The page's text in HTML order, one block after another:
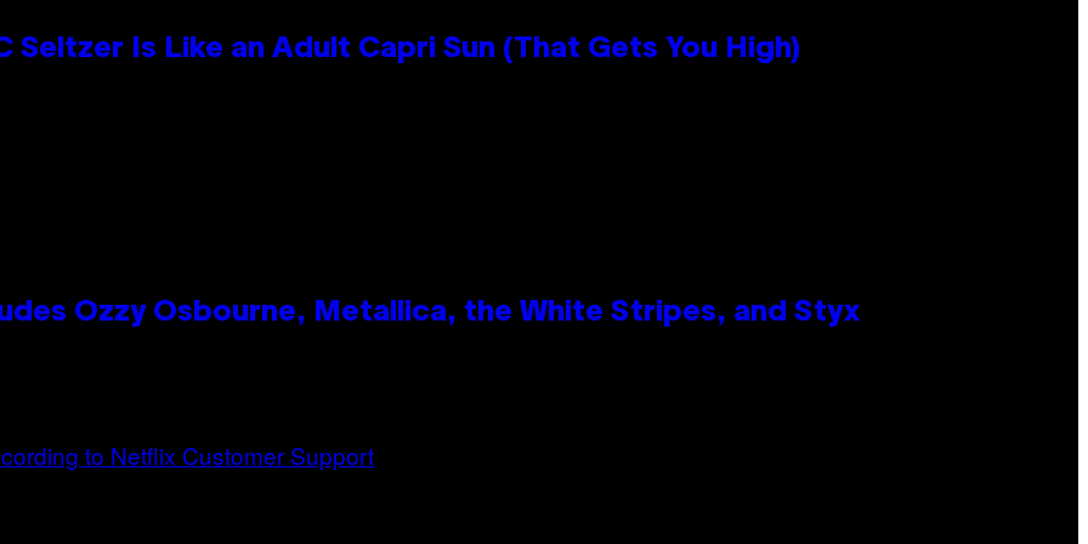
Seltzer Is Like an Adult Capri Sun (That Gets You High)
Ozzy Osbourne, Metallica, the White Stripes, and Styx